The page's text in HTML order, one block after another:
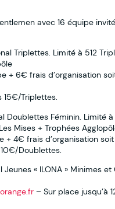
avec 16 équipe
Triplettes. Limité à 512
+ 6€ frais d’organisation
Triplettes.
Doublettes Féminin. Limité
Mises + Trophées
4€ frais d’organisation
Doublettes.
Jeunes « ILONA » Minimes
– Sur place jusqu’à